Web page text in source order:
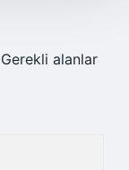
Gerekli alanlar